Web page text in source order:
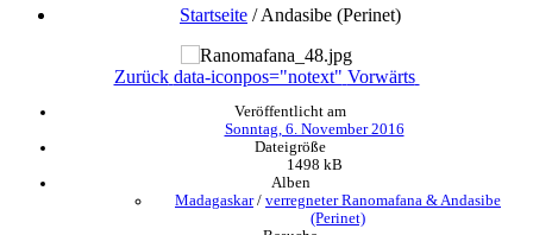
Startseite /Andasibe (Perinet)
Zurück data-iconpos="notext" Vorwärts
Veröffentlicht am
Sonntag, 6. November 2016
Dateigröße
1498 kB
Alben
Madagaskar/ verregneter Ranomafana & Andasibe
(Perinet)